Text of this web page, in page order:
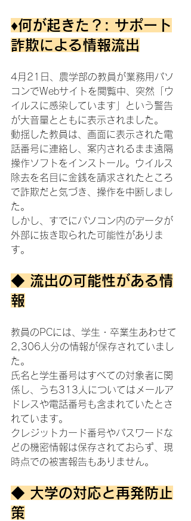
♦何が起きた？: サポート
詐欺による情報流出
4月21日、農学部の教員が業務用パソ
コンでWebサイトを閲覧中、突然「ウ
イルスに感染しています」という警告
が大音量とともに表示されました。
動揺した教員は、画面に表示された電
話番号に連絡し、案内されるまま遠隔
操作ソフトをインストール。ウイルス
除去を名目に金銭を請求されたところ
で詐欺だと気づき、操作を中断しまし
た。
しかし、すでにパソコン内のデータが
外部に抜き取られた可能性がありま
す。
◆ 流出の可能性がある情
報
教員のPCには、学生・卒業生あわせて
2,306人分の情報が保存されていまし
た。
氏名と学生番号はすべての対象者に関
係し、うち313人についてはメールア
ドレスや電話番号も含まれていたとさ
れています。
クレジットカード番号やパスワードな
どの機密情報は保存されておらず、現
時点での被害報告もありません。
◆ 大学の対応と再発防止
策